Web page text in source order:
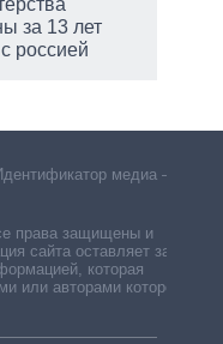
за 13 лет
россией
медиа –
права защищены и
сайта оставляет за
которая
или авторами которой